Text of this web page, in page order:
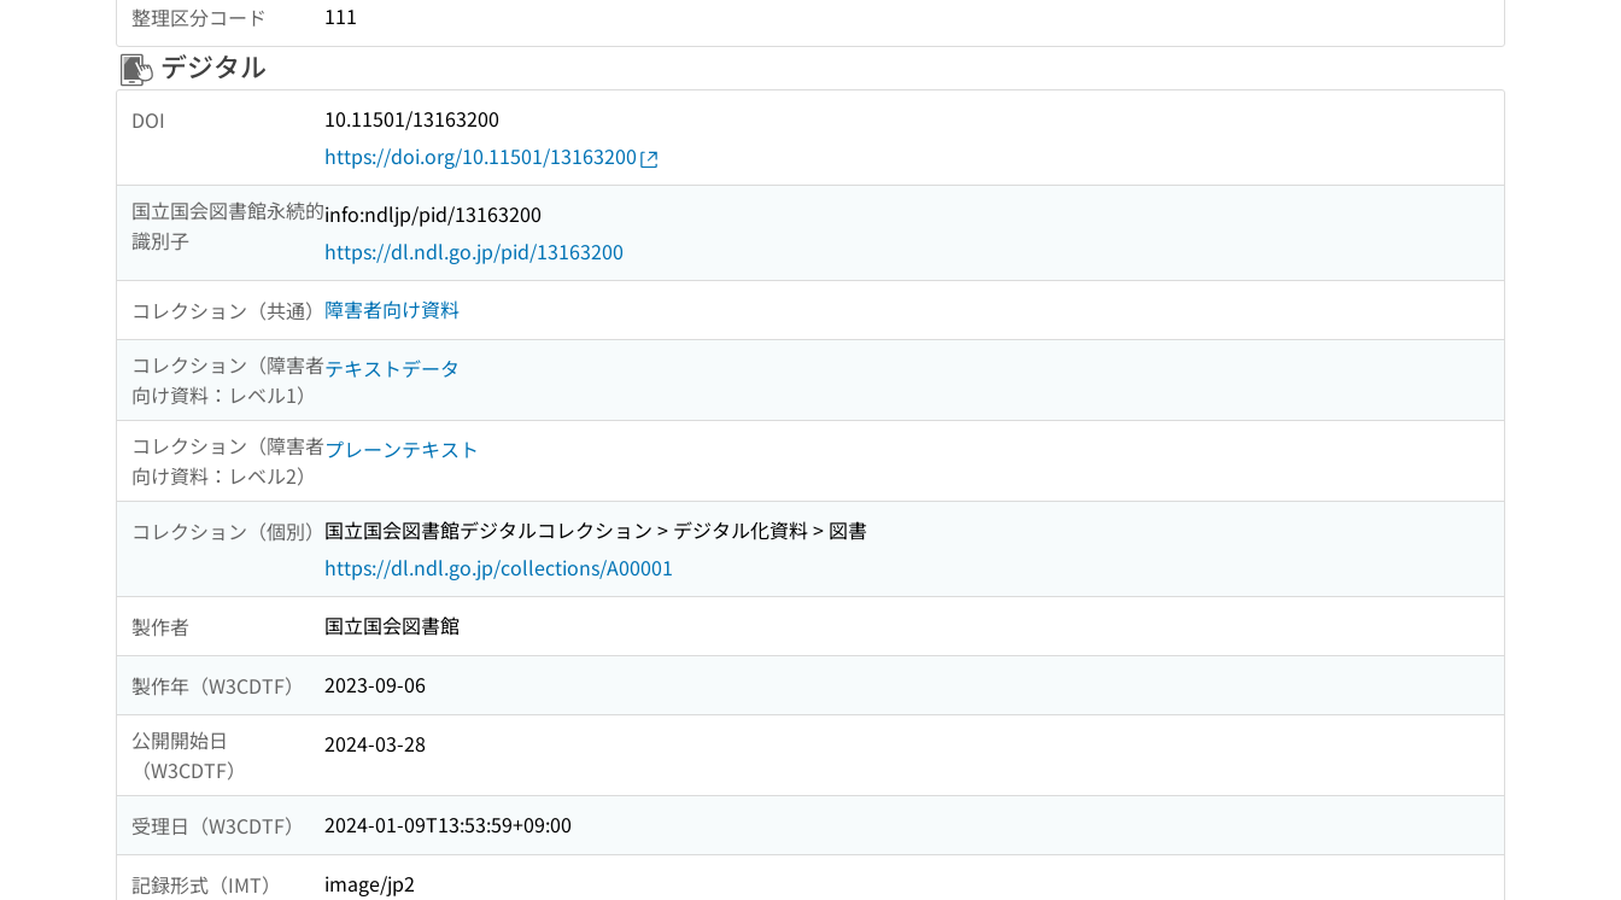
整理区分コード 111
デジタル
DOI
10.11501/13163200
https://doi.org/10.11501/13163200
国立国会図書館永続的
識別子
info:ndljp/pid/13163200
https://dl.ndl.go.jp/pid/13163200
コレクション（共通） 障害者向け資料
コレクション（障害者
向け資料：レベル1）
テキストデータ
コレクション（障害者
向け資料：レベル2）
プレーンテキスト
コレクション（個別） 国立国会図書館デジタルコレクション > デジタル化資料 > 図書
https://dl.ndl.go.jp/collections/A00001
製作者 国立国会図書館
製作年（W3CDTF）
2023-09-06
公開開始日
（W3CDTF）
2024-03-28
受理日（W3CDTF） 2024-01-09T13:53:59+09:00
記録形式（IMT） image/jp2